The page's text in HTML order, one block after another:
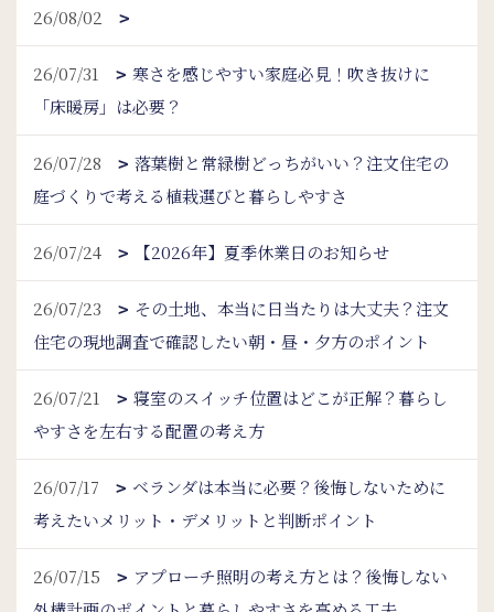
26/08/02
26/07/31
寒さを感じやすい家庭必見！吹き抜けに
「床暖房」は必要？
26/07/28
落葉樹と常緑樹どっちがいい？注文住宅の
庭づくりで考える植栽選びと暮らしやすさ
26/07/24 【2026年】夏季休業日のお知らせ
26/07/23
その土地、本当に日当たりは大丈夫？注文
住宅の現地調査で確認したい朝・昼・夕方のポイント
26/07/21
寝室のスイッチ位置はどこが正解？暮らし
やすさを左右する配置の考え方
26/07/17
ベランダは本当に必要？後悔しないために
考えたいメリット・デメリットと判断ポイント
26/07/15
アプローチ照明の考え方とは？後悔しない